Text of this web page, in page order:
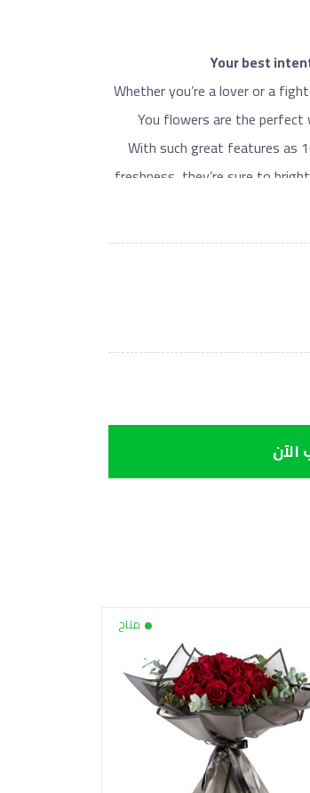
Your best
Whether you’re a lover or a
You flowers are the perfect
With such great features as
freshness, they’re sure to
Send a
Send your fresh flowers
fleuriste.
chocolate, helium
steps. Order your flowers